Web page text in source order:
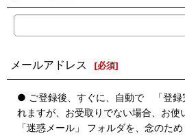
メールアドレス [必須]
● ご登録後、すぐに、自動で 「登録
れますが、お受取りでない場合、お
「迷惑メール」 フォルダを、念のた